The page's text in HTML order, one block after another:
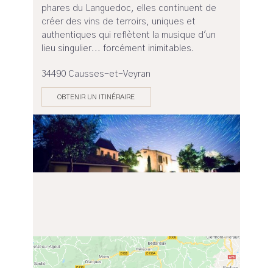
phares du Languedoc, elles continuent de
créer des vins de terroirs, uniques et
authentiques qui reflètent la musique d'un
lieu singulier... forcément inimitables.
34490 Causses-et-Veyran
OBTENIR UN ITINÉRAIRE